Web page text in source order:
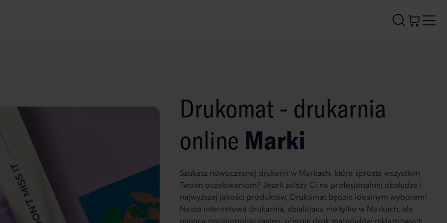
Drukomat - drukarnia
online Marki
Szukasz nowoczesnej drukarni w Markach, która sprosta wszystkim
Twoim oczekiwaniom? Jeżeli zależy Ci na profesjonalnej obsłudze i
najwyższej jakości produktów, Drukomat będzie idealnym wyborem!
Nasza internetowa drukarnia, działająca nie tylko w Markach, ale